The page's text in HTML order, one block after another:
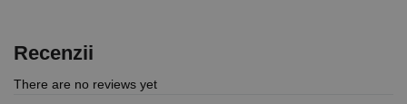
Recenzii
There are no reviews yet